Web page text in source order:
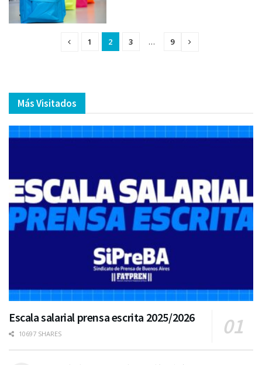
1 2 3 … 9
Más Visitados
Escala salarial prensa escrita 2025/2026
10697 SHARES